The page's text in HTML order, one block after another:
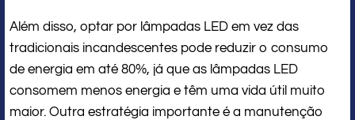
Além disso, optar por lâmpadas LED em vez das
tradicionais incandescentes pode reduzir o consumo
de energia em até 80%, já que as lâmpadas LED
consomem menos energia e têm uma vida útil muito
maior. Outra estratégia importante é a manutenção